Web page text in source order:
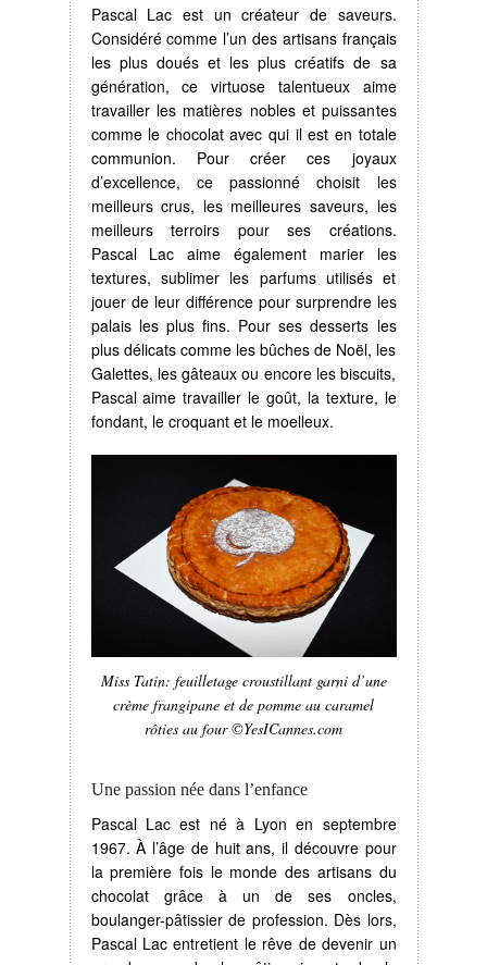
Pascal Lac est un créateur de saveurs.
Considéré comme l’un des artisans français
les plus doués et les plus créatifs de sa
génération, ce virtuose talentueux aime
travailler les matières nobles et puissantes
comme le chocolat avec qui il est en totale
communion. Pour créer ces joyaux
d’excellence, ce passionné choisit les
meilleurs crus, les meilleures saveurs, les
meilleurs terroirs pour ses créations.
Pascal Lac aime également marier les
textures, sublimer les parfums utilisés et
jouer de leur différence pour surprendre les
palais les plus fins. Pour ses desserts les
plus délicats comme les bûches de Noël, les
Galettes, les gâteaux ou encore les biscuits,
Pascal aime travailler le goût, la texture, le
fondant, le croquant et le moelleux.
Miss Tatin: feuilletage croustillant garni d’une
crème frangipane et de pomme au caramel
rôties au four ©YesICannes.com
Une passion née dans l’enfance
Pascal Lac est né à Lyon en septembre
1967.À l’âge de huit ans, il découvre pour
la première fois le monde des artisans du
chocolat grâce à un de ses oncles,
boulanger-pâtissier de profession. Dès lors,
Pascal Lac entretient le rêve de devenir un